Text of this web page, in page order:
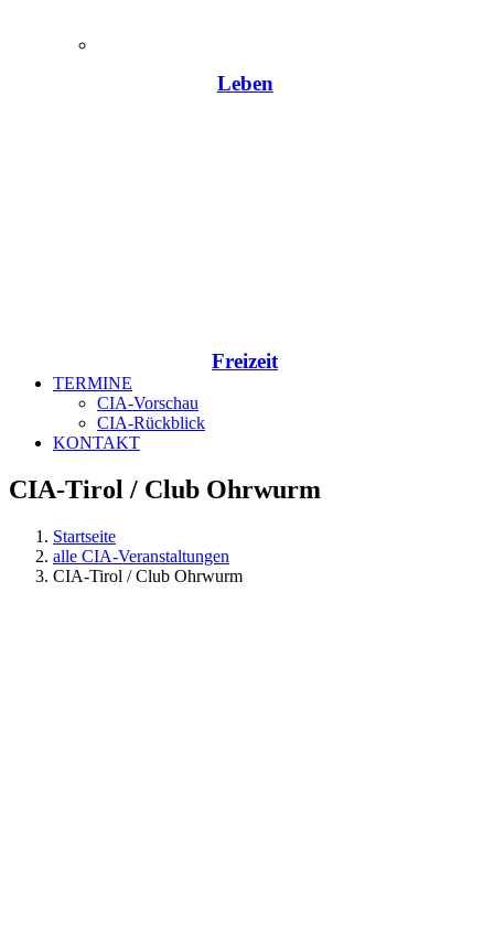
Leben
Freizeit
TERMINE
CIA-Vorschau
CIA-Rückblick
KONTAKT
CIA-Tirol / Club Ohrwurm
Startseite
alle CIA-Veranstaltungen
CIA-Tirol / Club Ohrwurm